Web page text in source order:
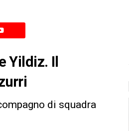
Yildiz. Il
di squadra